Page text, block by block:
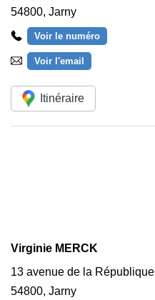
54800, Jarny
Voir le numéro
Voir l'email
Itinéraire
Virginie MERCK
13 avenue de la République
54800, Jarny